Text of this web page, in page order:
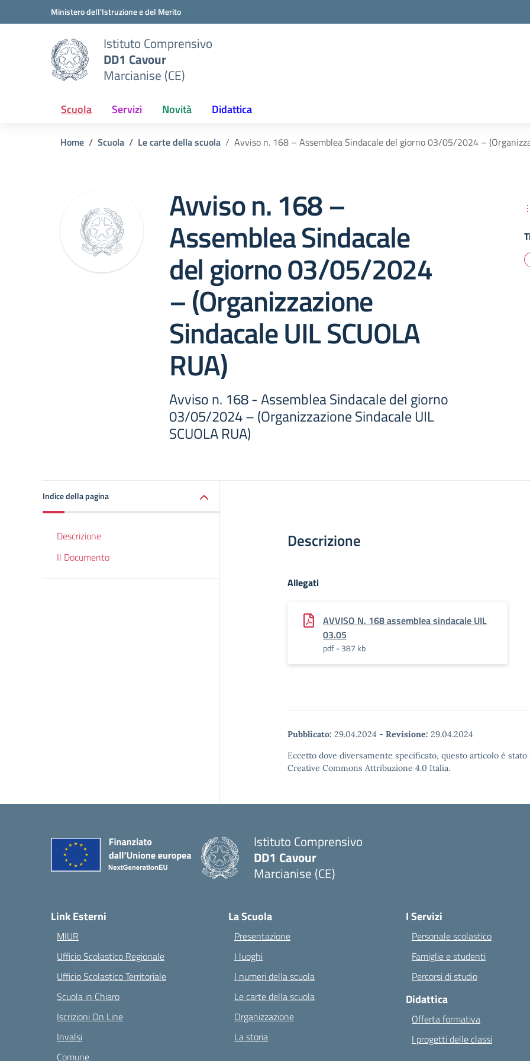
Vai ai contenuti
Vai al menu di navigazioneMinistero dell'Istruzione e del Merito
Istituto Comprensivo
DD1 Cavour
Marcianise (CE)
Scuola Servizi Novità Didattica
Home Scuola Le carte della scuola Avviso n. 168 – Assemblea Sindacale del giorno 03/05/2024 –
Avviso n. 168 –
Assemblea Sindacale
del giorno 03/05/2024
– (Organizzazione
Sindacale UIL SCUOLA
RUA)
Avviso n. 168 - Assemblea Sindacale del giorno
03/05/2024 – (Organizzazione Sindacale UIL
SCUOLA RUA)
Indice della pagina
Descrizione
Il Documento
Descrizione
Allegati
AVVISO N. 168 assemblea sindacale UIL
03.05
pdf - 387 kb
Pubblicato: 29.04.2024 - Revisione: 29.04.2024
Eccetto dove diversamente specificato, questo articolo è
Creative Commons Attribuzione 4.0 Italia.
Istituto Comprensivo
DD1 Cavour
Marcianise (CE)
Link Esterni
MIUR
Ufficio Scolastico Regionale
Ufficio Scolastico Territoriale
Scuola in Chiaro
Iscrizioni On Line
Invalsi
Comune
La Scuola
Presentazione
I luoghi
I numeri della scuola
Le carte della scuola
Organizzazione
La storia
I Servizi
Personale scolastico
Famiglie e studenti
Percorsi di studio
Didattica
Offerta formativa
I progetti delle classi